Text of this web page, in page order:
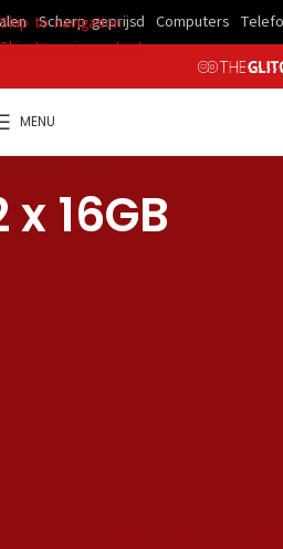
Skip to navigation
Skip to main content
MENU
x 16GB
Scherp geprijsd Computers Telefoons